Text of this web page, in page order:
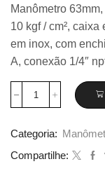
era:
R$
Manômetro
10 kgf / cm²,
em inox, com
A, conexão 1/4″
Manômetro
150×10
com
glicerina
Categoria:
Compartilhe: